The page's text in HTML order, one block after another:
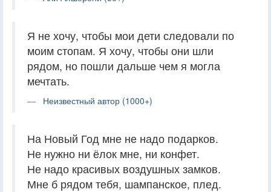
Я не хочу, чтобы мои дети следовали по
моим стопам. Я хочу, чтобы они шли
рядом, но пошли дальше чем я могла
мечтать.
Неизвестный автор (1000+)
На Новый Год мне не надо подарков.
Не нужно ни ёлок мне, ни конфет.
Не надо красивых воздушных замков.
Мне б рядом тебя, шампанское, плед.